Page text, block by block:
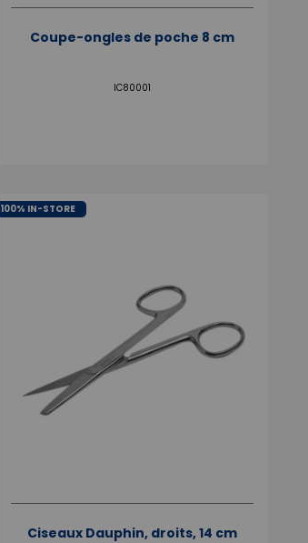
Coupe-ongles de poche 8 cm
IC80001
100% IN-STORE
Ciseaux Dauphin, droits, 14 cm